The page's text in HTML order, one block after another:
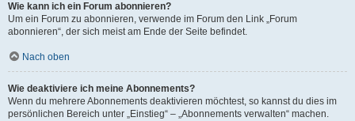
Wie kann ich ein Forum abonnieren?
Um ein Forum zu abonnieren, verwende im Forum den Link „Forum
abonnieren“, der sich meist am Ende der Seite befindet.
Nach oben
Wie deaktiviere ich meine Abonnements?
Wenn du mehrere Abonnements deaktivieren möchtest, so kannst du dies im
persönlichen Bereich unter „Einstieg“ – „Abonnements verwalten“ machen.